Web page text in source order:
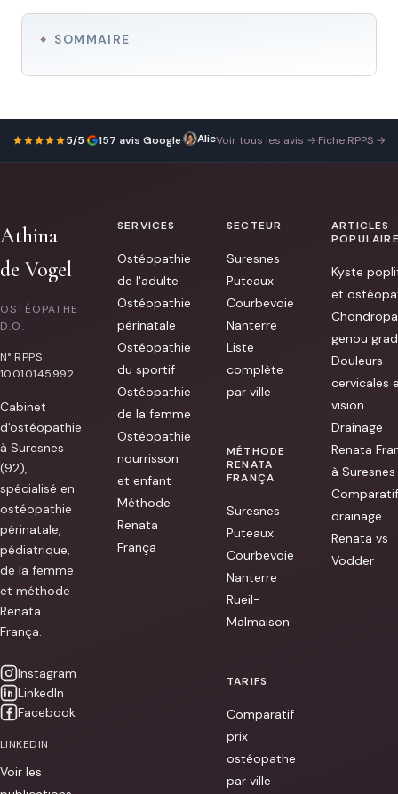
SOMMAIRE
5/5· 157 avis Google· Alice Vachet 4 mars 2026
Athina
a
post
en
du
dos
par
une
sciatique
aiguë
de
pouvais
peine
me
Elle
dit
48h
les
résultats
[...]
Voir tous les avis →·Fiche RPPS →
Athina
de Vogel
OSTÉOPATHE
D.O.
N° RPPS
10010145992
Cabinet
d'ostéopathie
à Suresnes
(92),
spécialisé en
ostéopathie
périnatale,
pédiatrique,
de la femme
et méthode
Renata
França.
Instagram
LinkedIn
Facebook
LINKEDIN
Voir les
SERVICES
Ostéopathie
de l'adulte
Ostéopathie
périnatale
Ostéopathie
du sportif
Ostéopathie
de la femme
Ostéopathie
nourrisson
et enfant
Méthode
Renata
França
SECTEUR
Suresnes
Puteaux
Courbevoie
Nanterre
Liste
complète
par ville
MÉTHODE
RENATA
FRANÇA
Suresnes
Puteaux
Courbevoie
Nanterre
Rueil-
Malmaison
TARIFS
Comparatif
prix
ostéopathe
par ville
ARTICLES
Kyste
et
genou
Douleurs
cervicales
vision
Drainage
Renata
à Suresnes
Comparatif
drainage
Renata vs
Vodder